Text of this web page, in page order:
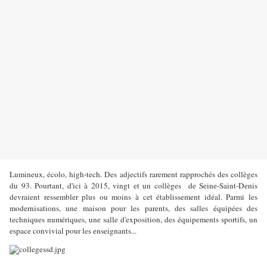
Lumineux, écolo, high-tech. Des adjectifs rarement rapprochés des collèges
du 93. Pourtant, d'ici à 2015, vingt et un collèges
de Seine-Saint-Denis
devraient ressembler plus ou moins à cet établissement idéal. Parmi les
modernisations, une maison pour les parents, des salles équipées des
techniques numériques, une salle d'exposition, des équipements sportifs, un
espace convivial pour les enseignants...